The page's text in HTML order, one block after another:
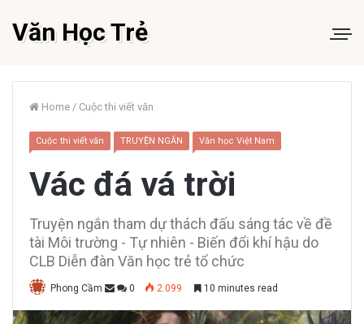
Văn Học Trẻ
Home / Cuộc thi viết văn
Cuộc thi viết văn TRUYỆN NGẮN Văn học Việt Nam
Vác đá vá trời
Truyện ngắn tham dự thách đấu sáng tác về đề
tài Môi trường - Tự nhiên - Biến đổi khí hậu do
CLB Diễn đàn Văn học trẻ tổ chức
Phong Cầm 0 2.099 10 minutes read